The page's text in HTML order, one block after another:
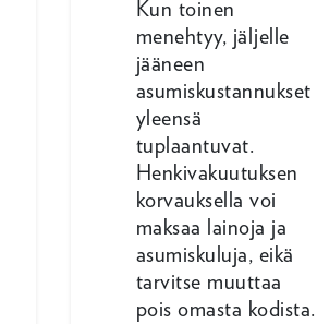
Kun toinen
menehtyy, jäljelle
jääneen
asumiskustannukset
yleensä
tuplaantuvat.
Henkivakuutuksen
korvauksella voi
maksaa lainoja ja
asumiskuluja, eikä
tarvitse muuttaa
pois omasta kodista.